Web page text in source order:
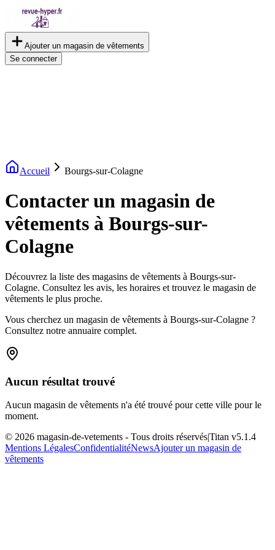
Ajouter un magasin de vêtements
Se connecter
Accueil Bourgs-sur-Colagne
Contacter un magasin de
vêtements à Bourgs-sur-
Colagne
Découvrez la liste des magasins de vêtements à Bourgs-sur-
Colagne. Consultez les avis, les horaires et trouvez le magasin de
vêtements le plus proche.
Vous cherchez un magasin de vêtements à Bourgs-sur-Colagne ?
Consultez notre annuaire complet.
Aucun résultat trouvé
Aucun magasin de vêtements n'a été trouvé pour cette ville pour le
moment.
© 2026 magasin-de-vetements - Tous droits réservés|Titan v5.1.4
Mentions LégalesConfidentialitéNewsAjouter un magasin de
vêtements